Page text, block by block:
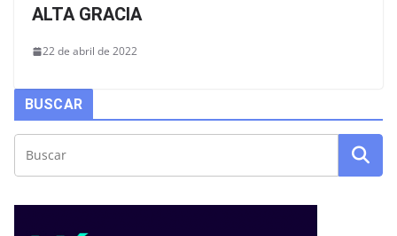
ALTA GRACIA
22 de abril de 2022
BUSCAR